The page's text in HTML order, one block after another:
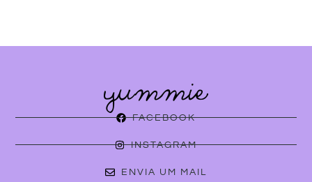
FACEBOOK
INSTAGRAM
ENVIA UM MAIL